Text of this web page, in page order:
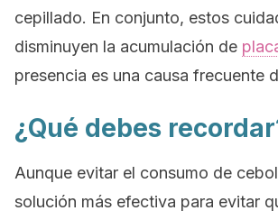
cepillado. En conjunto, estos
disminuyen la acumulación de
presencia es una causa frecuente
¿Qué debes
Aunque evitar el consumo de
solución más efectiva para evitar